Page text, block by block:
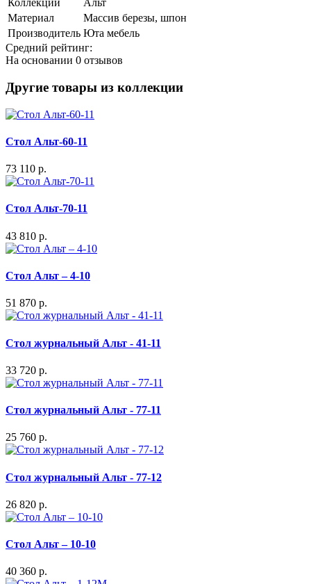
Коллекции
Альт
Материал
Массив березы, шпон
Производитель Юта мебель
Средний рейтинг:
На основании 0 отзывов
Другие товары из коллекции
Стол Альт-60-11
73 110 р.
Стол Альт-70-11
43 810 р.
Стол Альт – 4-10
51 870 р.
Стол журнальный Альт - 41-11
33 720 р.
Стол журнальный Альт - 77-11
25 760 р.
Стол журнальный Альт - 77-12
26 820 р.
Стол Альт – 10-10
40 360 р.